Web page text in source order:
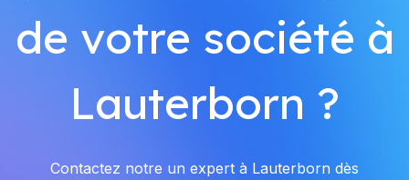
de votre société à
Lauterborn ?
Contactez notre un expert à Lauterborn dès